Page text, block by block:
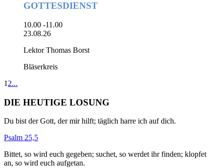
GOTTESDIENST
10.00 -11.00
23.08.26
Lektor Thomas Borst
Bläserkreis
1 2...
DIE HEUTIGE LOSUNG
Du bist der Gott, der mir hilft; täglich harre ich auf dich.
Psalm 25,5
Bittet, so wird euch gegeben; suchet, so werdet ihr finden; klopfet
an, so wird euch aufgetan.